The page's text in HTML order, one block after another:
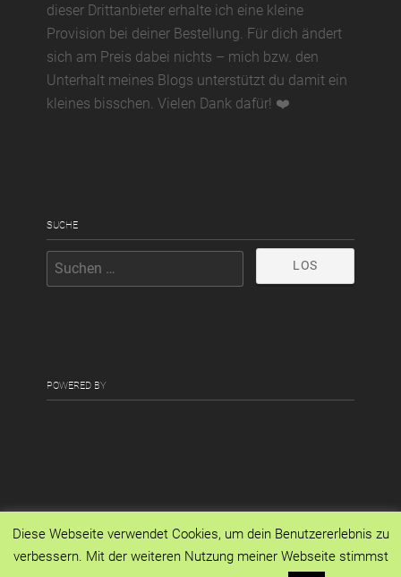
dieser Drittanbieter erhalte ich eine kleine
Provision bei deiner Bestellung. Für dich ändert
sich am Preis dabei nichts – mich bzw. den
Unterhalt meines Blogs unterstützt du damit ein
kleines bisschen. Vielen Dank dafür! ❤️
SUCHE
POWERED BY
Copyright © 2026 · All Rights Reserved ·
Passenger On Earth·Impressum·
Diese Webseite verwendet Cookies, um dein Benutzererlebnis zu
verbessern. Mit der weiteren Nutzung meiner Webseite stimmst